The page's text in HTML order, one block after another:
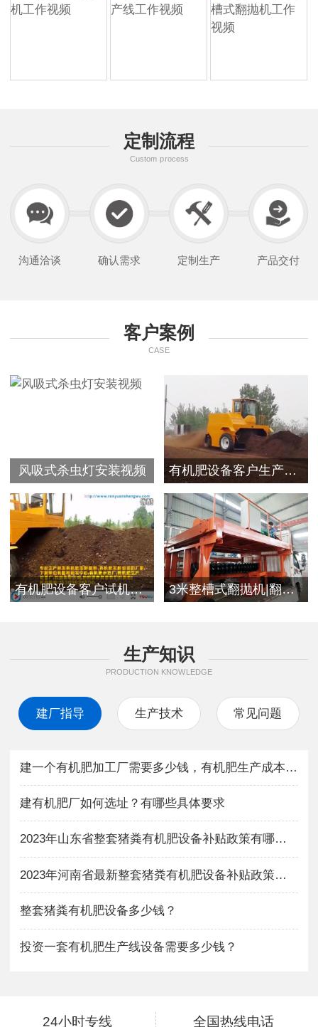
定制流程
Custom process
沟通洽谈 确认需求 定制生产 产品交付
客户案例
CASE
风吸式杀虫灯安装视频 有机肥设备客户生产视频
有机肥设备客户试机现场 3米整槽式翻抛机|翻堆机发往浙江客户
生产知识
PRODUCTION KNOWLEDGE
建厂指导 生产技术 常见问题
建一个有机肥加工厂需要多少钱，有机肥生产成本与利润如何？
建有机肥厂如何选址？有哪些具体要求
2023年山东省整套猪粪有机肥设备补贴政策有哪些？
2023年河南省最新整套猪粪有机肥设备补贴政策有哪些？
整套猪粪有机肥设备多少钱？
投资一套有机肥生产线设备需要多少钱？
24小时专线 全国热线电话